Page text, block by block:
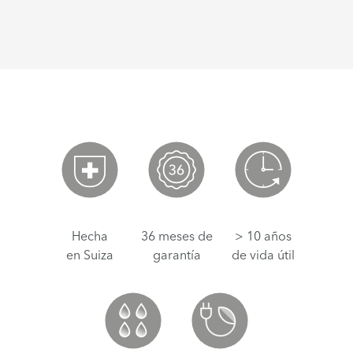
Hecha
en Suiza
36 meses de
garantía
> 10 años
de vida útil